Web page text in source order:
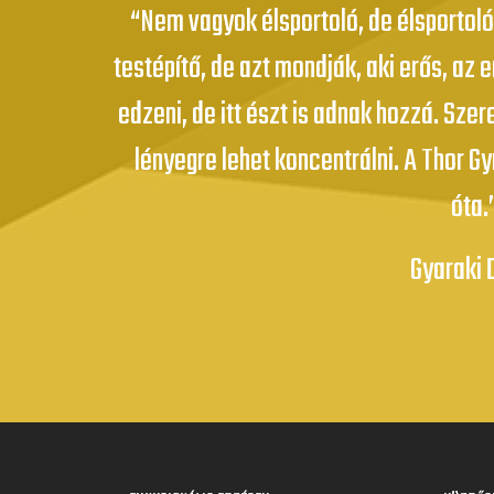
“Nem vagyok élsportoló, de
testépítő, de azt mondják, aki erős, az
edzeni, de itt észt is adnak hozzá.
lényegre lehet koncentrálni. A Thor
Gyaraki
„Ugyan szerencsére a terem edzői
több edzőváltáson is átesnem az
tapasztalataim voltak ebből a
minden
Merk
„Itt nem számít az, hogy milyen
ki voltál ez előtt. Itt csak az számít,
amit már itt